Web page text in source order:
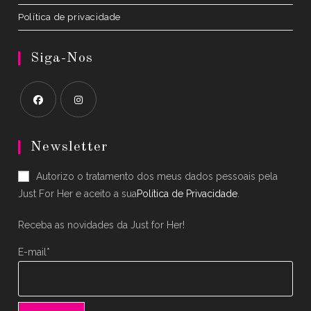
Política de privacidade
Siga-Nos
in
new
tab
in
new
tab
Newsletter
Autorizo o tratamento dos meus dados pessoais pela
Just For Her e aceito a suaPolítica de Privacidade
Receba as novidades da Just for Her!
E-mail*